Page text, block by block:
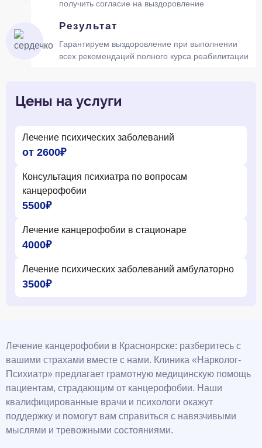
получить согласие на выздоровление
Результат
Гарантируем выздоровление при выполнении
всех рекомендаций полного курса реабилитации
Цены на услуги
Лечение психических заболеваний
от 2600₽
Консультация психиатра по вопросам
канцерофобии
5500₽
Лечение канцерофобии в стационаре
4000₽
Лечение психических заболеваний амбулаторно
3500₽
Лечение канцерофобии в Красноярске: разберитесь с
вашими страхами вместе с нами. Клиника «Нарколог-
Психиатр» предлагает грамотную медицинскую помощь
пациентам, страдающим от канцерофобии. Наши
квалифицированные врачи и психологи окажут
поддержку и помогут вам справиться с навязчивыми
мыслями и тревожными состояниями.